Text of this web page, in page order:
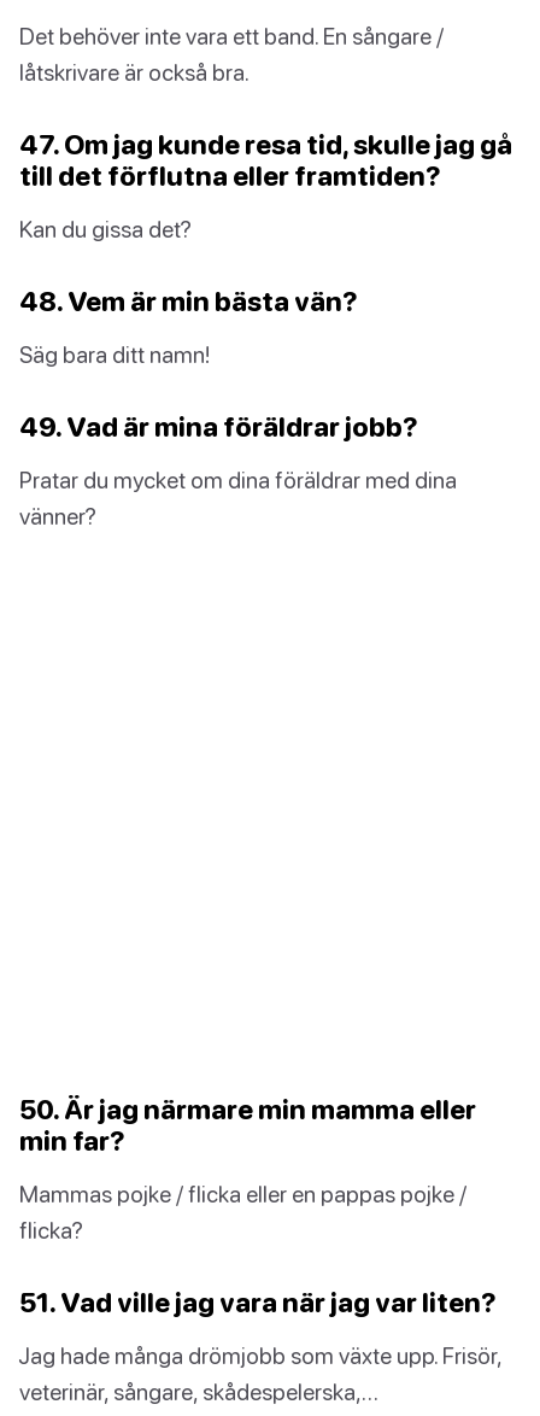
Det behöver inte vara ett band. En sångare /
låtskrivare är också bra.
47. Om jag kunde resa tid, skulle jag gå
till det förflutna eller framtiden?
Kan du gissa det?
48. Vem är min bästa vän?
Säg bara ditt namn!
49. Vad är mina föräldrar jobb?
Pratar du mycket om dina föräldrar med dina
vänner?
50. Är jag närmare min mamma eller
min far?
Mammas pojke / flicka eller en pappas pojke /
flicka?
51. Vad ville jag vara när jag var liten?
Jag hade många drömjobb som växte upp. Frisör,
veterinär, sångare, skådespelerska,…